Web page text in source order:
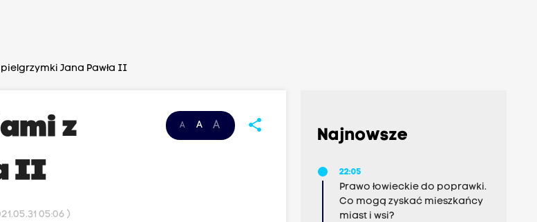
Jana Pawła II
A A A share
z
II
05:06 )
Najnowsze
22:05
Prawo łowieckie do poprawki.
Co mogą zyskać mieszkańcy
miast i wsi?